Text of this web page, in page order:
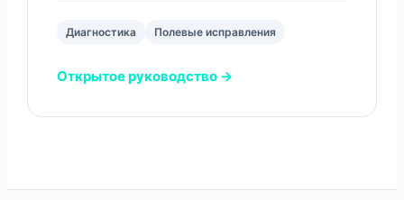
Диагностика Полевые исправления
Открытое руководство →